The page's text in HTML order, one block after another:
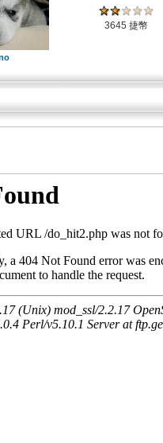
3645 捷幣